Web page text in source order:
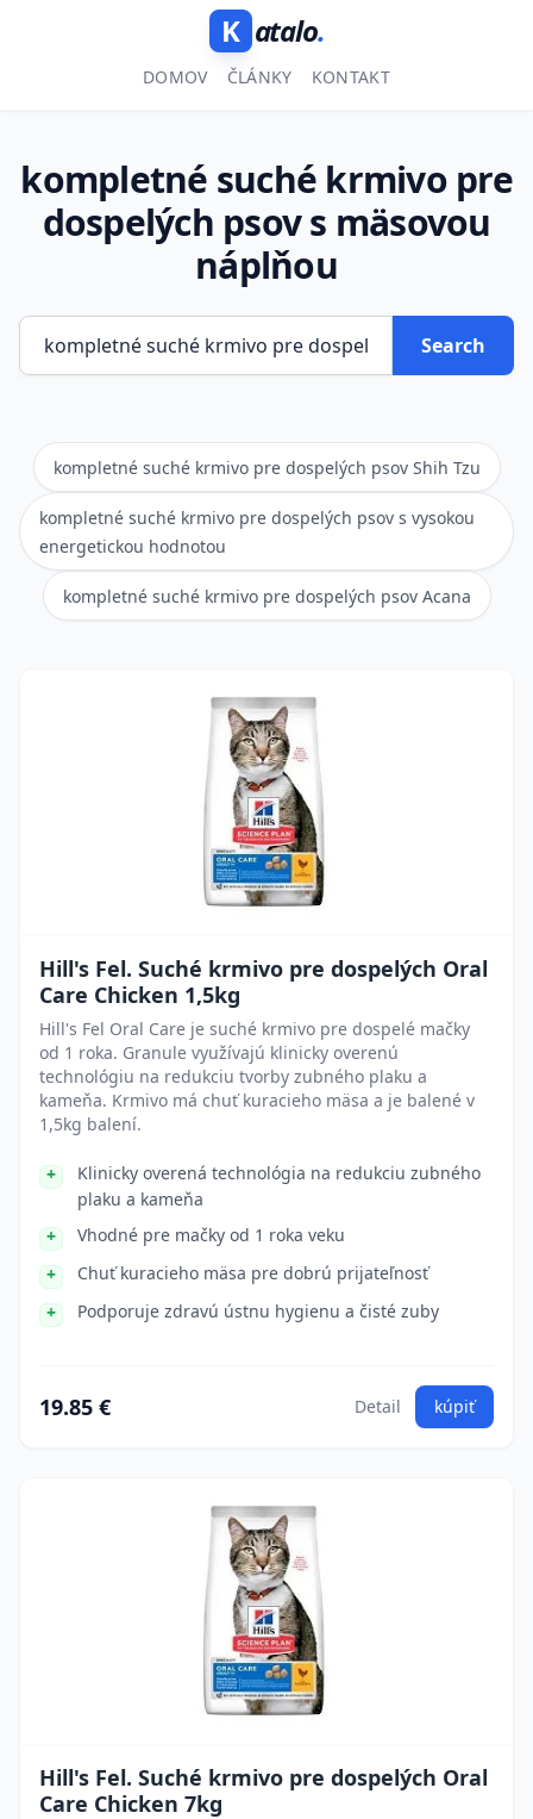
K atalo.
DOMOV ČLÁNKY KONTAKT
kompletné suché krmivo pre
dospelých psov s mäsovou
náplňou
Search
kompletné suché krmivo pre dospelých psov Shih Tzu
kompletné suché krmivo pre dospelých psov s vysokou
energetickou hodnotou
kompletné suché krmivo pre dospelých psov Acana
Hill's Fel. Suché krmivo pre dospelých Oral
Care Chicken 1,5kg
Hill's Fel Oral Care je suché krmivo pre dospelé mačky
od 1 roka. Granule využívajú klinicky overenú
technológiu na redukciu tvorby zubného plaku a
kameňa. Krmivo má chuť kuracieho mäsa a je balené v
1,5kg balení.
Klinicky overená technológia na redukciu zubného
plaku a kameňa
Vhodné pre mačky od 1 roka veku
Chuť kuracieho mäsa pre dobrú prijateľnosť
Podporuje zdravú ústnu hygienu a čisté zuby
19.85 € Detail kúpiť
Hill's Fel. Suché krmivo pre dospelých Oral
Care Chicken 7kg